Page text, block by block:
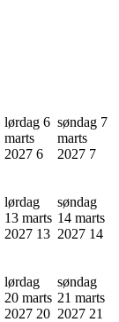
lørdag 6
marts
2027 6
søndag 7
marts
2027 7
lørdag
13 marts
2027 13
søndag
14 marts
2027 14
lørdag
20 marts
2027 20
søndag
21 marts
2027 21